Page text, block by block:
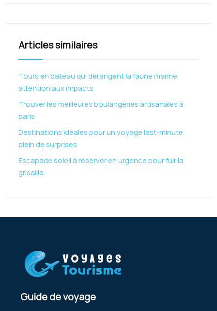
Articles similaires
Tours en bateau qui dérangent la faune marine,
attention aux impacts
Trouver les meilleures boulangeries artisanales à
paris
Destinations idéales pour un voyage last-minute
plein de surprises
Escapade soleil à réserver en urgence pour fuir la
grisaille
Guide de voyage